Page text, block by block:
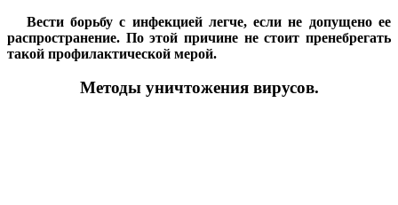
Вести борьбу с инфекцией легче, если не допущено ее
распространение. По этой причине не стоит пренебрегать
такой профилактической мерой.
Методы уничтожения вирусов.